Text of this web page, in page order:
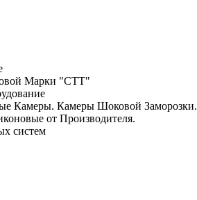
Марки "СТТ"
Камеры. Камеры Шоковой Заморозки.
от Производителя.
систем